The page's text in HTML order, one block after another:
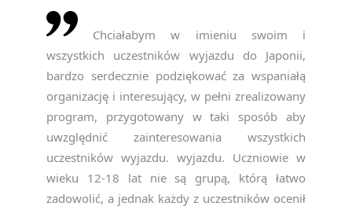
Chciałabym w imieniu swoim i
wszystkich uczestników wyjazdu do Japonii,
bardzo serdecznie podziękować za wspaniałą
organizację i interesujący, w pełni zrealizowany
program, przygotowany w taki sposób aby
uwzględnić zainteresowania wszystkich
uczestników wyjazdu. wyjazdu. Uczniowie w
wieku 12-18 lat nie są grupą, którą łatwo
zadowolić, a jednak każdy z uczestników ocenił